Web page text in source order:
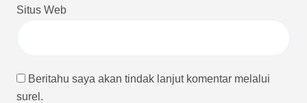
Situs Web
Beritahu saya akan tindak lanjut komentar melalui
surel.